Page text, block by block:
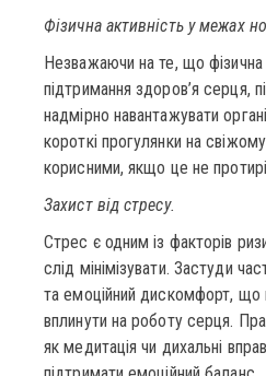
Фізична активність у межах
Незважаючи на те, що фізична
підтримання здоров’я серця,
надмірно навантажувати
короткі прогулянки на
корисними, якщо це не
Захист від стресу.
Стрес є одним із факторів
слід мінімізувати. Застуди
та емоційний дискомфорт, що
вплинути на роботу серця.
як медитація чи дихальні